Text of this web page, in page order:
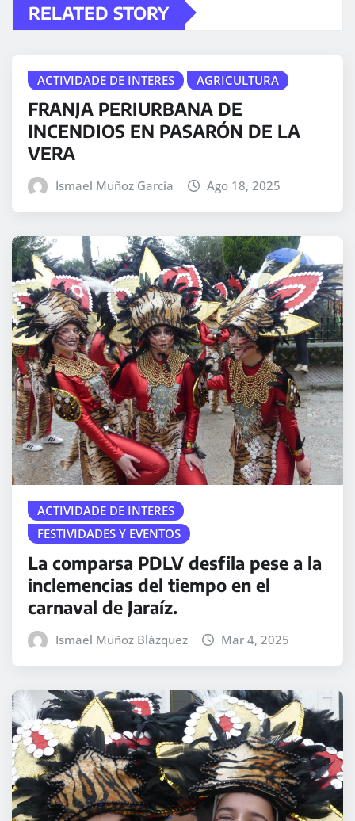
RELATED STORY
ACTIVIDADE DE INTERES AGRICULTURA
FRANJA PERIURBANA DE
INCENDIOS EN PASARÓN DE LA
VERA
Ismael Muñoz Garcia Ago 18, 2025
ACTIVIDADE DE INTERES
FESTIVIDADES Y EVENTOS
La comparsa PDLV desfila pese a la
inclemencias del tiempo en el
carnaval de Jaraíz.
Ismael Muñoz Blázquez Mar 4, 2025